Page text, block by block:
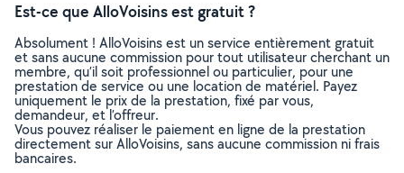
Est-ce que AlloVoisins est gratuit ?
Absolument ! AlloVoisins est un service entièrement gratuit
et sans aucune commission pour tout utilisateur cherchant un
membre, qu’il soit professionnel ou particulier, pour une
prestation de service ou une location de matériel. Payez
uniquement le prix de la prestation, fixé par vous,
demandeur, et l’offreur.
Vous pouvez réaliser le paiement en ligne de la prestation
directement sur AlloVoisins, sans aucune commission ni frais
bancaires.